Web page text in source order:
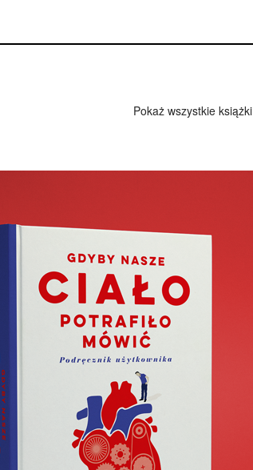
Pokaż wszystkie książki